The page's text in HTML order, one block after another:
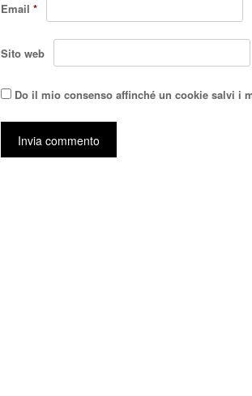
Email *
Sito web
Do il mio consenso affinché un cookie salvi i